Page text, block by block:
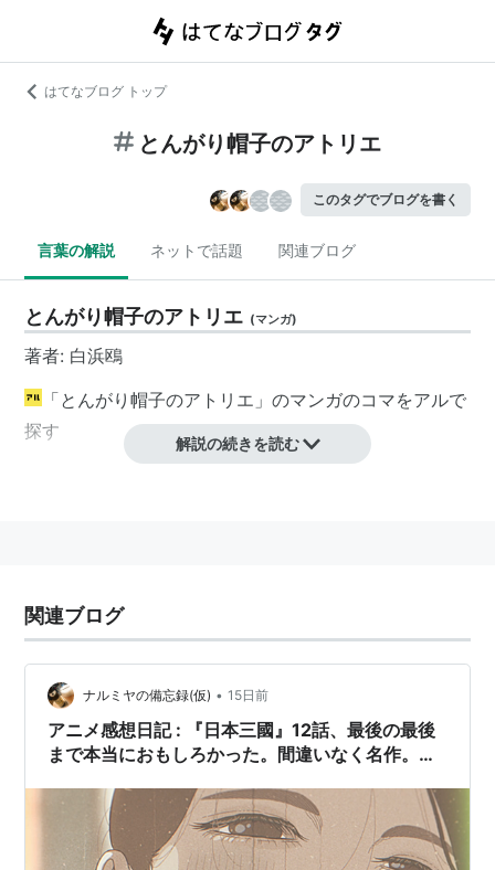
はてなブログ トップ
とんがり帽子のアトリエ
このタグでブログを書く
言葉の解説 ネットで話題 関連ブログ
とんがり帽子のアトリエ (マンガ)
著者: 白浜鴎
「とんがり帽子のアトリエ」のマンガのコマをアルで
探す
解説の続きを読む
関連ブログ
ナルミヤの備忘録(仮) • 15日前
アニメ感想日記 : 『日本三國』12話、最後の最後
まで本当におもしろかった。間違いなく名作。